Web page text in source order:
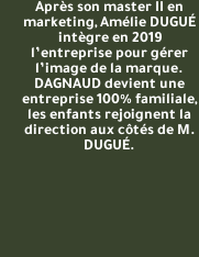
Après son master II en
marketing, Amélie DUGUÉ
intègre en 2019
l’entreprise pour gérer
l’image de la marque.
DAGNAUD devient une
entreprise 100% familiale,
les enfants rejoignent la
direction aux côtés de M.
DUGUÉ.